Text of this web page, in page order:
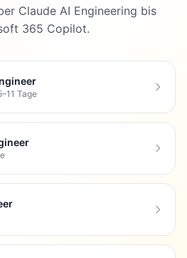
Claude AI Engineering bis
365 Copilot.
Tage